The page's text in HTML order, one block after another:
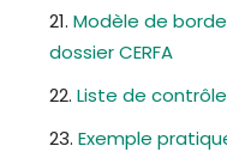
Modèle de
dossier CERFA
Liste de
Exemple